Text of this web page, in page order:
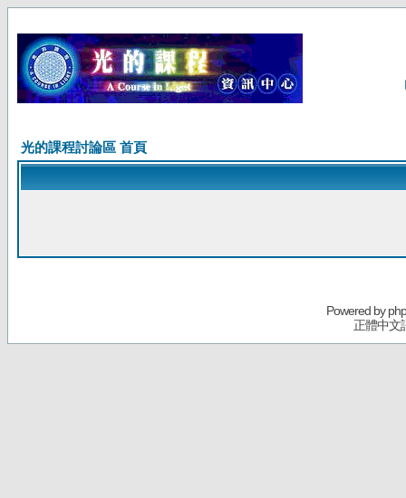
光的課程討論區 首頁
Powered by
正體中文